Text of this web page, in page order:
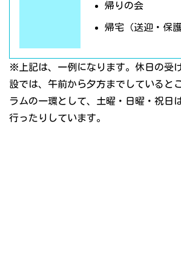
帰りの会
帰宅（送迎・保
※上記は、一例になります。休日の受
設では、午前から夕方までしていると
ラムの一環として、土曜・日曜・祝日
行ったりしています。